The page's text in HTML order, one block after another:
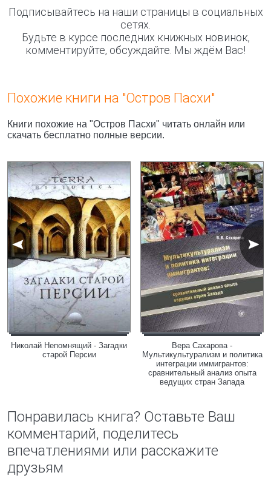
Подписывайтесь на наши страницы в социальных
сетях.
Будьте в курсе последних книжных новинок,
комментируйте, обсуждайте. Мы ждём Вас!
Похожие книги на "Остров Пасхи"
Книги похожие на "Остров Пасхи" читать онлайн или
скачать бесплатно полные версии.
Николай Непомнящий - Заrадки
старой Персии
Вера Сахарова -
Мультикультурализм и политика
интеграции иммигрантов:
сравнительный анализ опыта
ведущих стран Запада
Понравилась книга? Оставьте Ваш
комментарий, поделитесь
впечатлениями или расскажите
друзьям